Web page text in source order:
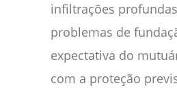
infiltrações
problemas de
expectativa do
com a proteção